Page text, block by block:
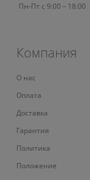
Пн-Пт с 9:00 – 18:00
Компания
О нас
Оплата
Доставка
Гарантия
Политика
Положение